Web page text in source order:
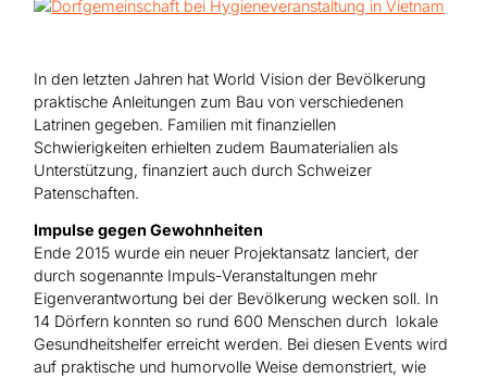
In den letzten Jahren hat World Vision der Bevölkerung
praktische Anleitungen zum Bau von verschiedenen
Latrinen gegeben. Familien mit finanziellen
Schwierigkeiten erhielten zudem Baumaterialien als
Unterstützung, finanziert auch durch Schweizer
Patenschaften.
Impulse gegen Gewohnheiten
Ende 2015 wurde ein neuer Projektansatz lanciert, der
durch sogenannte Impuls-Veranstaltungen mehr
Eigenverantwortung bei der Bevölkerung wecken soll. In
14 Dörfern konnten so rund 600 Menschen durch lokale
Gesundheitshelfer erreicht werden. Bei diesen Events wird
auf praktische und humorvolle Weise demonstriert, wie